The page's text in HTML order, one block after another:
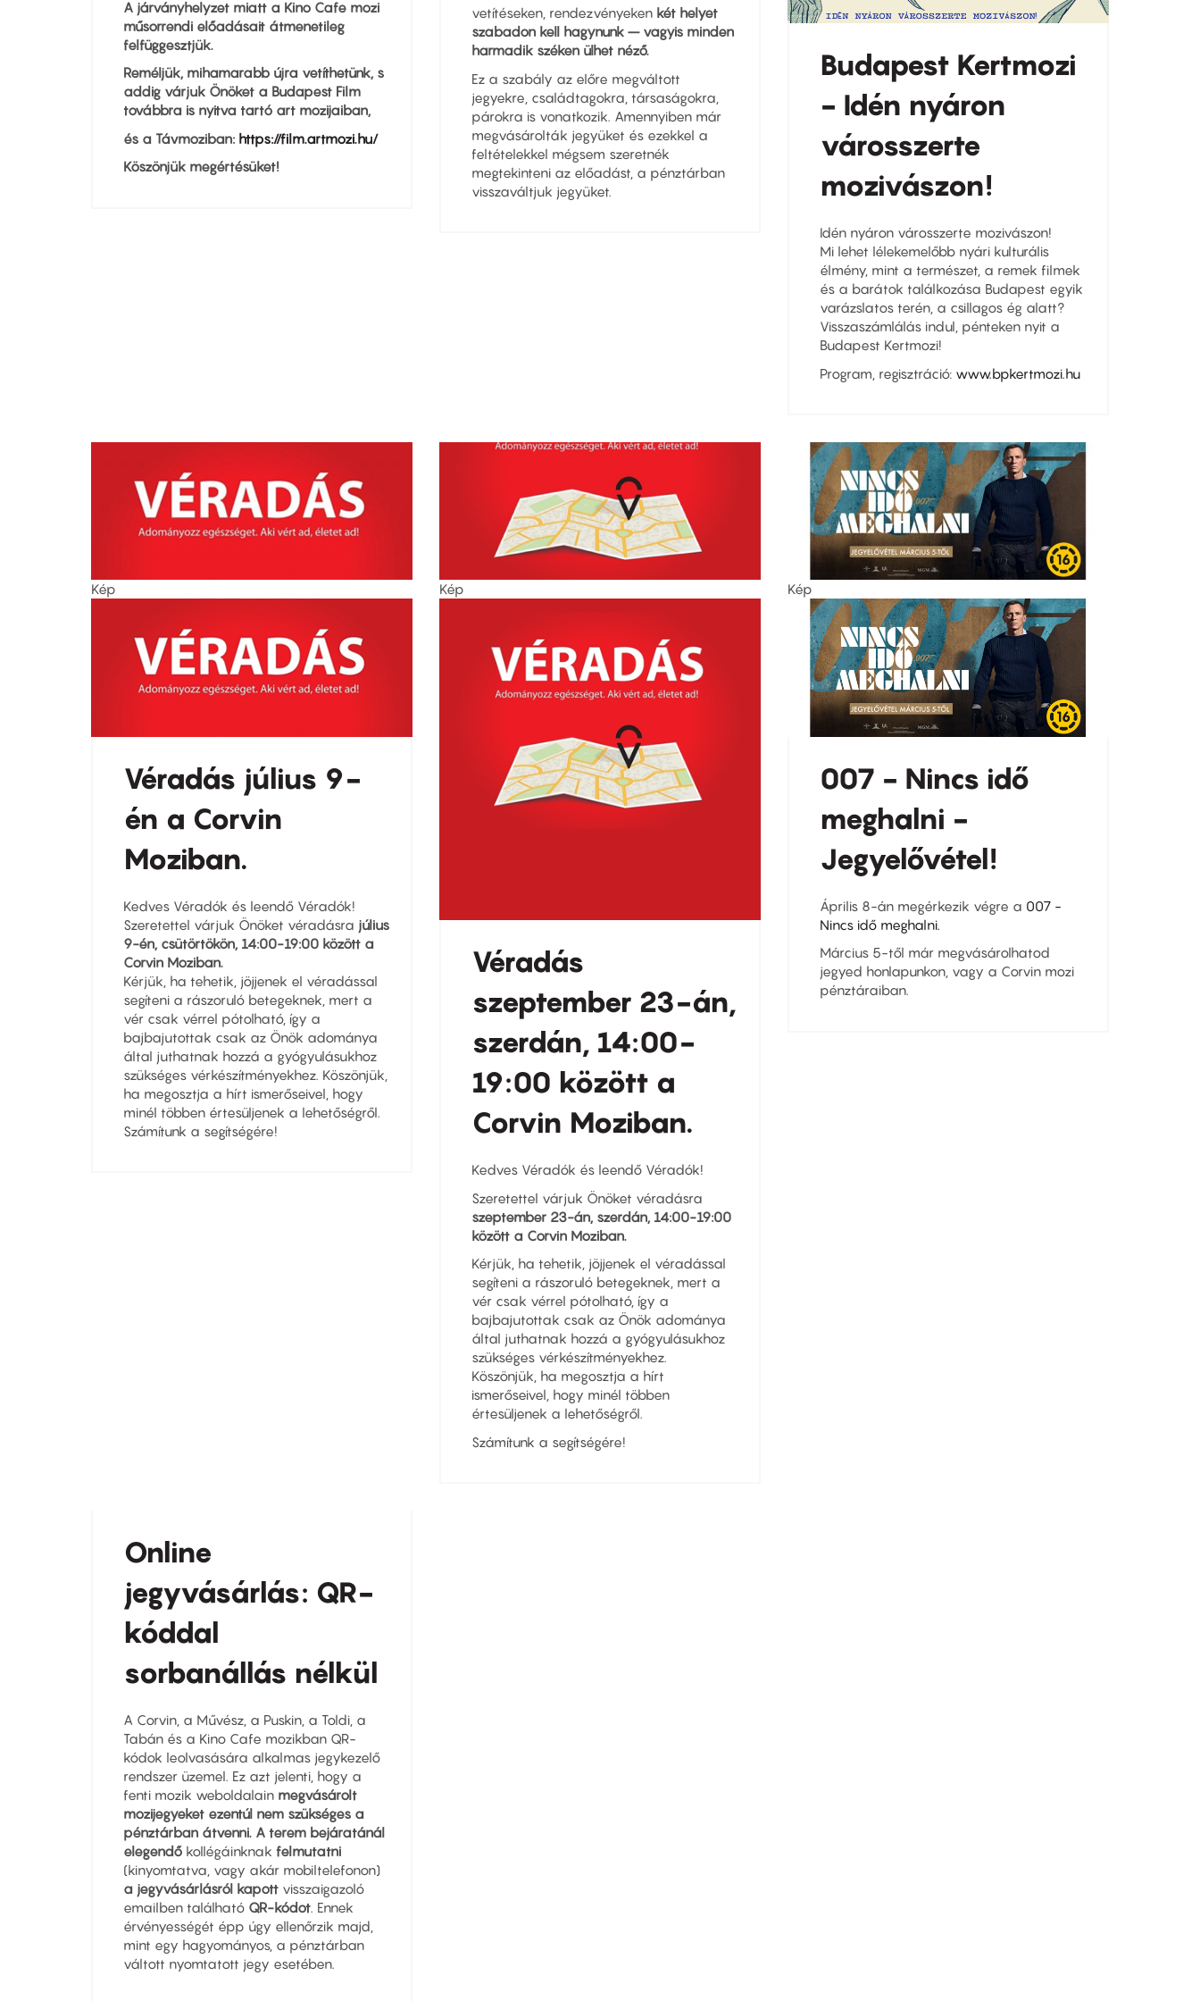
A járványhelyzet miatt a Kino Cafe mozi
műsorrendi előadásait átmenetileg
felfüggesztjük.
Reméljük, mihamarabb újra vetíthetünk, s
addig várjuk Önöket a Budapest Film
továbbra is nyitva tartó art mozijaiban,
és a Távmoziban: https://film.artmozi.hu/
Köszönjük megértésüket!
vetítéseken, rendezvényeken két helyet
szabadon kell hagynunk – vagyis minden
harmadik széken ülhet néző.
Ez a szabály az előre megváltott
jegyekre, családtagokra, társaságokra,
párokra is vonatkozik. Amennyiben már
megvásárolták jegyüket és ezekkel a
feltételekkel mégsem szeretnék
megtekinteni az előadást, a pénztárban
visszaváltjuk jegyüket.
Budapest Kertmozi
- Idén nyáron
városszerte
mozivászon!
Idén nyáron városszerte mozivászon!
Mi lehet lélekemelőbb nyári kulturális
élmény, mint a természet, a remek filmek
és a barátok találkozása Budapest egyik
varázslatos terén, a csillagos ég alatt?
Visszaszámlálás indul, pénteken nyit a
Budapest Kertmozi!
Program, regisztráció: www.bpkertmozi.hu
Kép
Véradás július 9-
én a Corvin
Moziban.
Kedves Véradók és leendő Véradók!
Szeretettel várjuk Önöket véradásra július
9-én, csütörtökön, 14:00-19:00 között a
Corvin Moziban.
Kérjük, ha tehetik, jöjjenek el véradással
segíteni a rászoruló betegeknek, mert a
vér csak vérrel pótolható, így a
bajbajutottak csak az Önök adománya
által juthatnak hozzá a gyógyulásukhoz
szükséges vérkészítményekhez. Köszönjük,
ha megosztja a hírt ismerőseivel, hogy
minél többen értesüljenek a lehetőségről.
Számítunk a segítségére!
Kép
Véradás
szeptember 23-án,
szerdán, 14:00-
19:00 között a
Corvin Moziban.
Kedves Véradók és leendő Véradók!
Szeretettel várjuk Önöket véradásra
szeptember 23-án, szerdán, 14:00-19:00
között a Corvin Moziban.
Kérjük, ha tehetik, jöjjenek el véradással
segíteni a rászoruló betegeknek, mert a
vér csak vérrel pótolható, így a
bajbajutottak csak az Önök adománya
által juthatnak hozzá a gyógyulásukhoz
szükséges vérkészítményekhez.
Köszönjük, ha megosztja a hírt
ismerőseivel, hogy minél többen
értesüljenek a lehetőségről.
Számítunk a segítségére!
Kép
007 - Nincs idő
meghalni -
Jegyelővétel!
Április 8-án megérkezik végre a 007 -
Nincs idő meghalni.
Március 5-től már megvásárolhatod
jegyed honlapunkon, vagy a Corvin mozi
pénztáraiban.
Online
jegyvásárlás: QR-
kóddal
sorbanállás nélkül
A Corvin, a Művész, a Puskin, a Toldi, a
Tabán és a Kino Cafe mozikban QR-
kódok leolvasására alkalmas jegykezelő
rendszer üzemel. Ez azt jelenti, hogy a
fenti mozik weboldalain megvásárolt
mozijegyeket ezentúl nem szükséges a
pénztárban átvenni. A terem bejáratánál
elegendő kollégáinknak felmutatni
(kinyomtatva, vagy akár mobiltelefonon)
a jegyvásárlásról kapott visszaigazoló
emailben található QR-kódot. Ennek
érvényességét épp úgy ellenőrzik majd,
mint egy hagyományos, a pénztárban
váltott nyomtatott jegy esetében.